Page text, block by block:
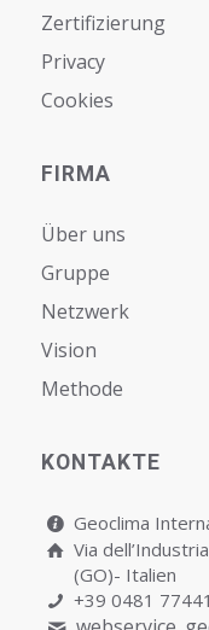
Zertifizierung
Privacy
Cookies
FIRMA
Über uns
Gruppe
Netzwerk
Vision
Мethode
KONTAKTE
Geoclima
Via
(GO)- Italien
+39 0481